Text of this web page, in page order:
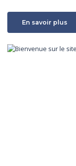
En savoir plus